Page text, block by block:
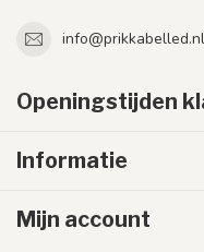
info@prikkabelled.nl
Openingstijden
Informatie
Mijn account